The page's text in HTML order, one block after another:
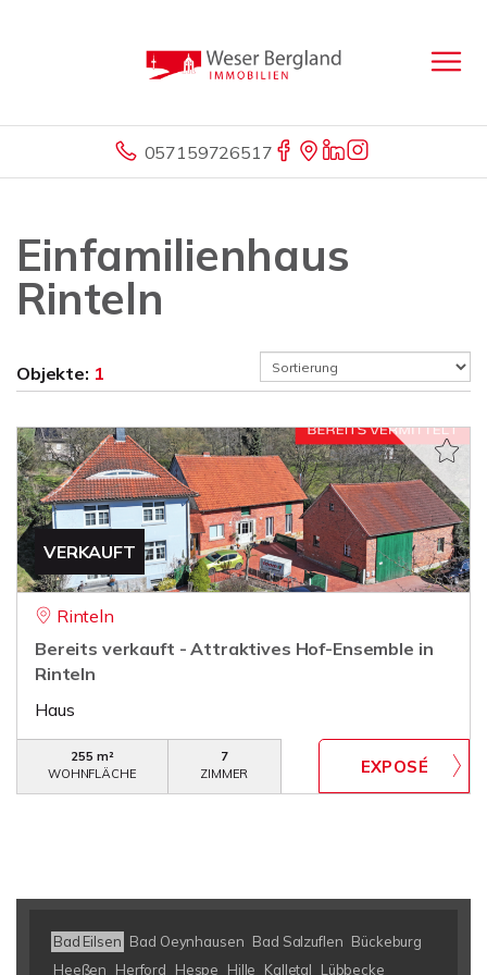
057159726517
Einfamilienhaus
Rinteln
Objekte: 1
VERKAUFT
Rinteln
Bereits verkauft - Attraktives Hof-Ensemble in
Rinteln
Haus
255 m²
WOHNFLÄCHE
7
ZIMMER
Bad Eilsen Bad Oeynhausen Bad Salzuflen Bückeburg
Heeßen
Herford Hespe Hille Kalletal
Lübbecke